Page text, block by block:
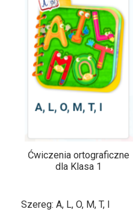
Ćwiczenia ortograficzne
dla Klasa 1
Szereg: A, L, O, M, T, I